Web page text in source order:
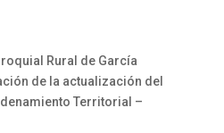
Rural de García
de la actualización del
Territorial –